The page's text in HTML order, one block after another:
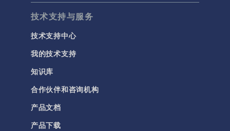
技术支持与服务
技术支持中心
我的技术支持
知识库
合作伙伴和咨询机构
产品文档
产品下载